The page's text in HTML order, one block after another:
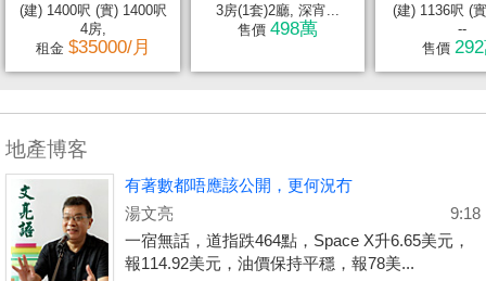
(建) 1400呎 (實) 1400呎
4房,
租金 $35000/月
3房(1套)2廳, 深宵...
售價 498萬
(建) 1136呎 (
--
售價
地產博客
有著數都唔應該公開，更何況冇
湯文亮
9:18
一宿無話，道指跌464點，Space X升6.65美元，
報114.92美元，油價保持平穩，報78美...